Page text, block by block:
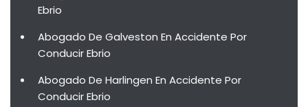
Ebrio
Abogado De Galveston En Accidente Por
Conducir Ebrio
Abogado De Harlingen En Accidente Por
Conducir Ebrio